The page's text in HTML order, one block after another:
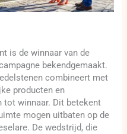
is de winnaar van de
bekendgemaakt.
combineert met
producten en
tot winnaar. Dit betekent
mogen uitbaten op de
De wedstrijd, die